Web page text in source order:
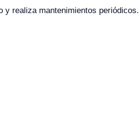
y realiza mantenimientos periódicos.